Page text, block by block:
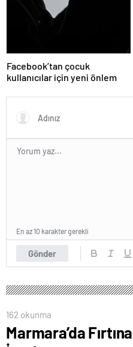
Facebook’tan çocuk
kullanıcılar için yeni önlem
Gönder
En az 10 karakter gerekli
162 okunma
Marmara’da